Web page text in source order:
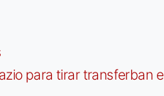
para tirar transferban e